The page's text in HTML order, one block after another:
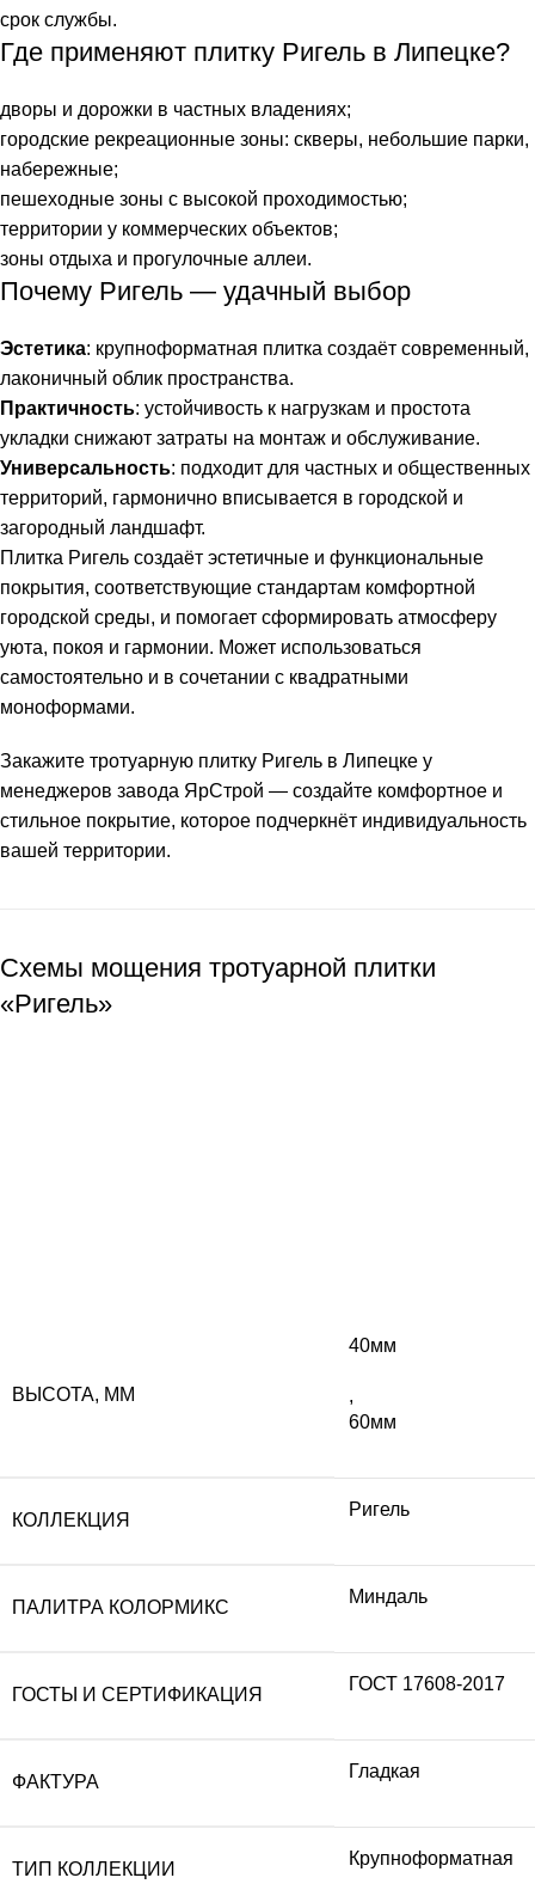
срок службы.
Где применяют плитку Ригель в Липецке?
дворы и дорожки в частных владениях;
городские рекреационные зоны: скверы, небольшие парки,
набережные;
пешеходные зоны с высокой проходимостью;
территории у коммерческих объектов;
зоны отдыха и прогулочные аллеи.
Почему Ригель — удачный выбор
Эстетика: крупноформатная плитка создаёт современный,
лаконичный облик пространства.
Практичность: устойчивость к нагрузкам и простота
укладки снижают затраты на монтаж и обслуживание.
Универсальность: подходит для частных и общественных
территорий, гармонично вписывается в городской и
загородный ландшафт.
Плитка Ригель создаёт эстетичные и функциональные
покрытия, соответствующие стандартам комфортной
городской среды, и помогает сформировать атмосферу
уюта, покоя и гармонии. Может использоваться
самостоятельно и в сочетании с квадратными
моноформами.
Закажите тротуарную плитку Ригель в Липецке у
менеджеров завода ЯрСтрой — создайте комфортное и
стильное покрытие, которое подчеркнёт индивидуальность
вашей территории.
Схемы мощения тротуарной плитки
«Ригель»
ВЫСОТА, ММ
40мм
,
60мм
КОЛЛЕКЦИЯ
Ригель
ПАЛИТРА КОЛОРМИКС
Миндаль
ГОСТЫ И СЕРТИФИКАЦИЯ
ГОСТ 17608-2017
ФАКТУРА
Гладкая
ТИП КОЛЛЕКЦИИ
Крупноформатная